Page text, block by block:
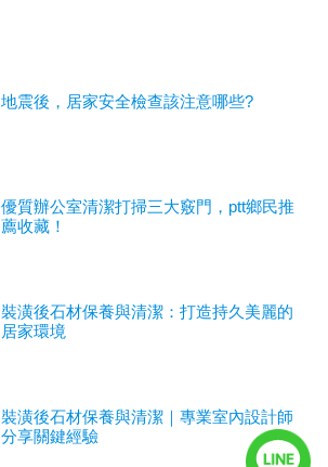
地震後，居家安全檢查該注意哪些?
優質辦公室清潔打掃三大竅門，ptt鄉民推
薦收藏！
裝潢後石材保養與清潔：打造持久美麗的
居家環境
裝潢後石材保養與清潔｜專業室內設計師
分享關鍵經驗